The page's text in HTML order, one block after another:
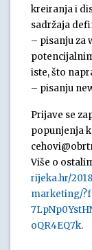
kreiranja i
sadržaja
– pisanju za
iste, što
– pisanju
Prijave se
popunjenja
Više o
rijeka.hr/
marketing/
oQR4EQ7k.